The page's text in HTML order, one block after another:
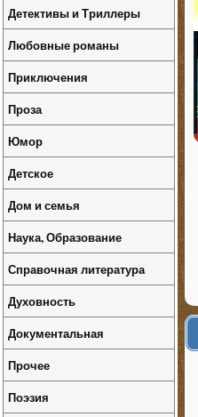
Детективы и Триллеры
Любовные романы
Приключения
Проза
Юмор
Детское
Дом и семья
Наука, Образование
Справочная литература
Духовность
Документальная
Прочее
Поэзия